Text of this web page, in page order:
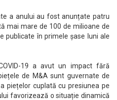
a anului au fost anunțate patru
mai mare de 100 de milioane de
publicate în primele șase luni ale
19 a avut un impact fără
de M&A sunt guvernate de
piețelor cuplată cu presiunea pe
favorizează o situație dinamică